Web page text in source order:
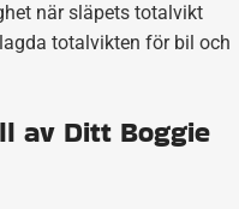
när släpets totalvikt
totalvikten för bil och
av Ditt Boggie